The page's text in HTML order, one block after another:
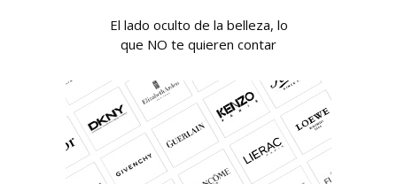
El lado oculto de la belleza, lo
que NO te quieren contar